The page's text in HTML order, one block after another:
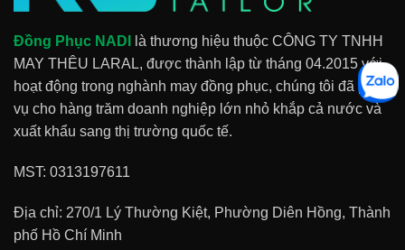
Đồng Phục NADI
là thương hiệu thuộc CÔNG TY TNHH
MAY THÊU LARAL, được thành lập từ tháng 04.2015 với
hoạt động trong nghành may đồng phục, chúng tôi đã phục
vụ cho hàng trăm doanh nghiệp lớn nhỏ khắp cả nước và
xuất khẩu sang thị trường quốc tế.
MST: 0313197611
Địa chỉ: 270/1 Lý Thường Kiệt, Phường Diên Hồng, Thành
phố Hồ Chí Minh